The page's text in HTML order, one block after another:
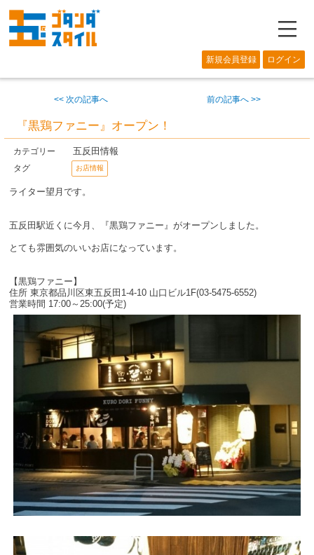
―
新規会員登録 ログイン
<< 次の記事へ 前の記事へ >>
『黒鶏ファニー』オープン！
カテゴリー 五反田情報
タグ お店情報
ライター望月です。
五反田駅近くに今月、『黒鶏ファニー』がオープンしました。
とても雰囲気のいいお店になっています。
【黒鶏ファニー】
住所 東京都品川区東五反田1-4-10 山口ビル1F(03-5475-6552)
営業時間 17:00～25:00(予定)